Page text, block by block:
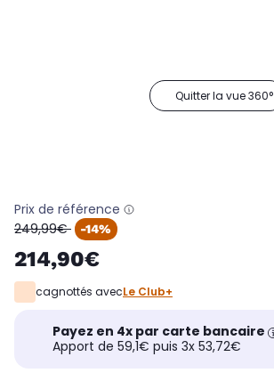
Quitter la vue 360°
Prix de référence
oldPrice
249,99€ -14%
214,90€
cagnottés avecLe Club+
Payez en 4x par carte bancaire
Apport de 59,1€ puis 3x 53,72€